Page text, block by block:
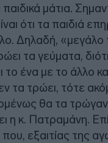
μάτια.
ότι τα παιδιά
Δηλαδή,
τα γεύματα, διότι
ένα με το άλλο
τα τρώει, τότε
θα τα
η κ. Πατραμάνη.
που, εξαιτίας της